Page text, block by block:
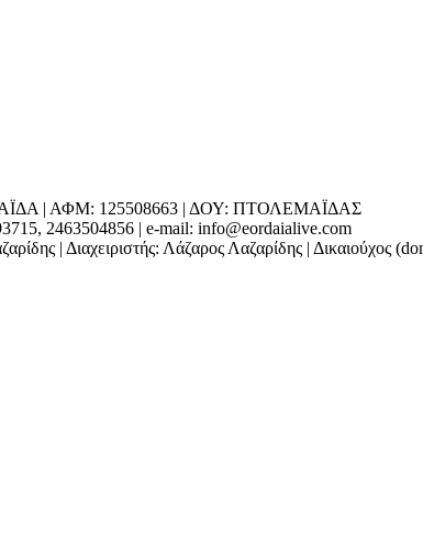
| ΑΦΜ: 125508663 | ΔΟΥ: ΠΤΟΛΕΜΑΪΔΑΣ
2463504856 | e-mail: info@eordaialive.com
| Διαχειριστής: Λάζαρος Λαζαρίδης | Δικαιούχος